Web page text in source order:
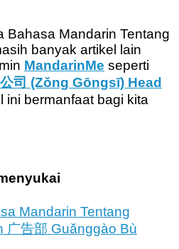
Bahasa Mandarin Tentang
banyak artikel lain
MandarinMe seperti
司 (Zǒng Gōngsī) Head
ini bermanfaat bagi kita